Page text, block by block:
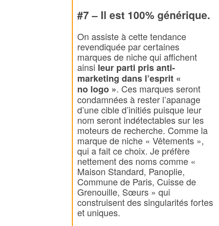
#7 – Il est 100% générique.
On assiste à cette tendance
revendiquée par certaines
marques de niche qui affichent
ainsileur parti pris anti-
marketing dans l’esprit «
no logo». Ces marques seront
condamnées à rester l’apanage
d’une cible d’initiés puisque leur
nom seront indétectables sur les
moteurs de recherche. Comme la
marque de niche « Vêtements »,
qui a fait ce choix. Je préfère
nettement des noms comme «
Maison Standard, Panoplie,
Commune de Paris, Cuisse de
Grenouille, Sœurs » qui
construisent des singularités fortes
et uniques.